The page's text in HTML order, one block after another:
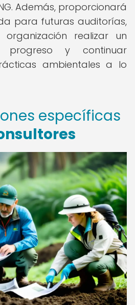
Además, proporcionará
para futuras auditorías,
realizar un
progreso y continuar
ambientales a lo
específicas